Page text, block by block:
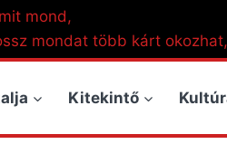
mond,
mondat több kárt
Kitekintő